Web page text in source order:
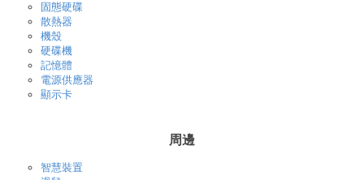
固態硬碟
散熱器
機殼
硬碟機
記憶體
電源供應器
顯示卡
周邊
智慧裝置